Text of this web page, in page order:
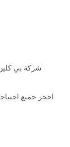
شركة بي
احجز جميع